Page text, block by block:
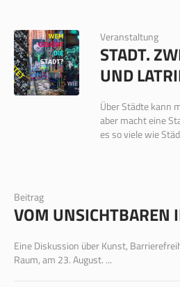
Veranstaltung
STADT.
UND
Über Städte kann
aber macht eine
es so viele wie
Beitrag
VOM UNSICHTBAREN
Eine Diskussion über Kunst,
Raum, am 23. August. ...